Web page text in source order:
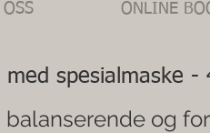
ONLINE
med spesialmaske -
balanserende og